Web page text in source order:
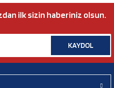
ilk sizin haberiniz olsun.
KAYDOL